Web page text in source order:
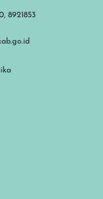
8921853